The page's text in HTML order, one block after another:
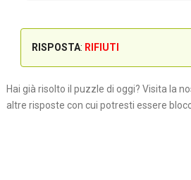
RISPOSTA: RIFIUTI
Hai già risolto il puzzle di oggi? Visita la
altre risposte con cui potresti essere